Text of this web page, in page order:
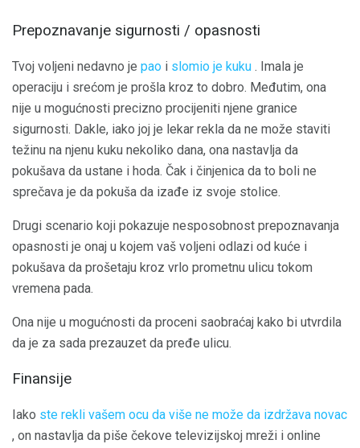
Prepoznavanje sigurnosti / opasnosti
Tvoj voljeni nedavno je pao i slomio je kuku . Imala je
operaciju i srećom je prošla kroz to dobro. Međutim, ona
nije u mogućnosti precizno procijeniti njene granice
sigurnosti. Dakle, iako joj je lekar rekla da ne može staviti
težinu na njenu kuku nekoliko dana, ona nastavlja da
pokušava da ustane i hoda. Čak i činjenica da to boli ne
sprečava je da pokuša da izađe iz svoje stolice.
Drugi scenario koji pokazuje nesposobnost prepoznavanja
opasnosti je onaj u kojem vaš voljeni odlazi od kuće i
pokušava da prošetaju kroz vrlo prometnu ulicu tokom
vremena pada.
Ona nije u mogućnosti da proceni saobraćaj kako bi utvrdila
da je za sada prezauzet da pređe ulicu.
Finansije
Iako ste rekli vašem ocu da više ne može da izdržava novac
, on nastavlja da piše čekove televizijskoj mreži i online